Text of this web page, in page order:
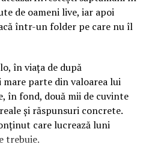
de oameni live, iar apoi
într-un folder pe care nu îl
în viața de după
parte din valoarea lui
în fond, două mii de cuvinte
și răspunsuri concrete.
care lucrează luni
trebuie.